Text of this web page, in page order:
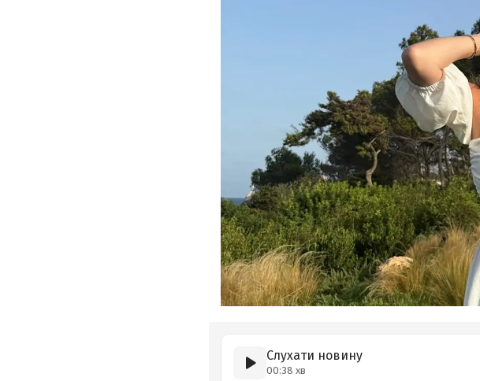
Слухати новину
00:38 хв